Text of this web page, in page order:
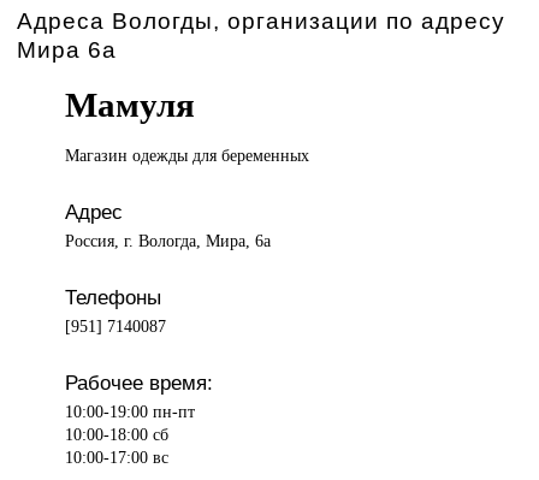
Адреса Вологды, организации по адресу
Мира 6а
Мамуля
Магазин одеждыдля беременных
Адрес
Россия, г. Вологда, Мира, 6а
Телефоны
[951] 7140087
Рабочее время:
10:00-19:00 пн-пт
10:00-18:00 сб
10:00-17:00 вс